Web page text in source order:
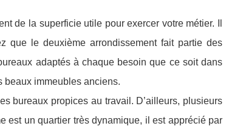
de la superficie utile pour exercer votre métier. Il
que le deuxième arrondissement fait partie des
adaptés à chaque besoin que ce soit dans
beaux immeubles anciens.
bureaux propices au travail. D’ailleurs, plusieurs
est un quartier très dynamique, il est apprécié par